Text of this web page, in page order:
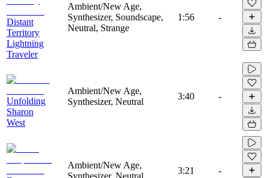
Distant
Territory
Lightning
Traveler
Ambient/New Age,
Synthesizer, Soundscape,
Neutral, Strange
1:56 -
Unfolding
Sharon
West
Ambient/New Age,
Synthesizer, Neutral
3:40 -
Ambient/New Age,
Synthesizer, Neutral
3:21 -